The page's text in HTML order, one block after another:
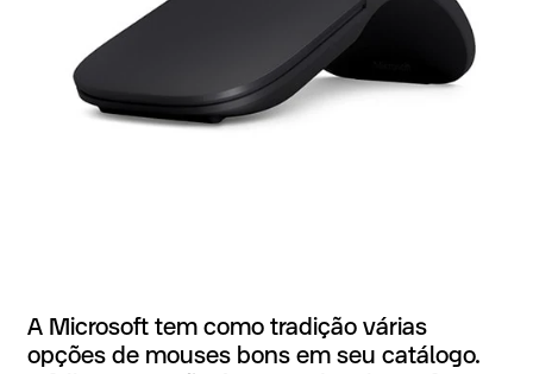
A Microsoft tem como tradição várias
opções de mouses bons em seu catálogo.